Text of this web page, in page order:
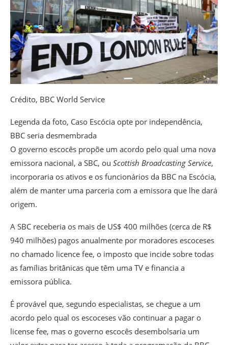
Crédito, BBC World Service
Legenda da foto, Caso Escócia opte por independência,
BBC seria desmembrada
O governo escocês propõe um acordo pelo qual uma nova
emissora nacional, a SBC, ou Scottish Broadcasting Service,
incorporaria os ativos e os funcionários da BBC na Escócia,
além de manter uma parceria com a emissora que lhe dará
origem.
A SBC receberia os mais de US$ 400 milhões (cerca de R$
940 milhões) pagos anualmente por moradores escoceses
no chamado licence fee, o imposto que incide sobre todas
as famílias britânicas que têm uma TV e financia a
emissora pública.
É provável que, segundo especialistas, se chegue a um
acordo pelo qual os escoceses vão continuar a pagar o
license fee, mas o governo escocês desembolsaria um